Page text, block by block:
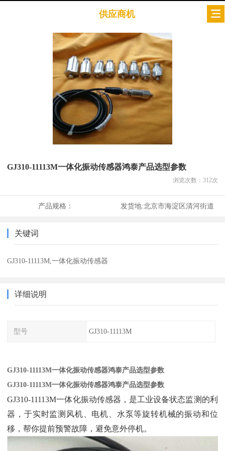
供应商机
GJ310-11113M一体化振动传感器鸿泰产品选型参数
浏览次数： 312次
产品规格： 发货地:北京市海淀区清河街道
关键词
GJ310-11113M,一体化振动传感器
详细说明
型号 GJ310-11113M
GJ310-11113M一体化振动传感器鸿泰产品选型参数
GJ310-11113M一体化振动传感器鸿泰产品选型参数
GJ310-11113M一体化振动传感器，是工业设备状态监测的利
器，于实时监测风机、电机、水泵等旋转机械的振动和位
移，帮你提前预警故障，避免意外停机。